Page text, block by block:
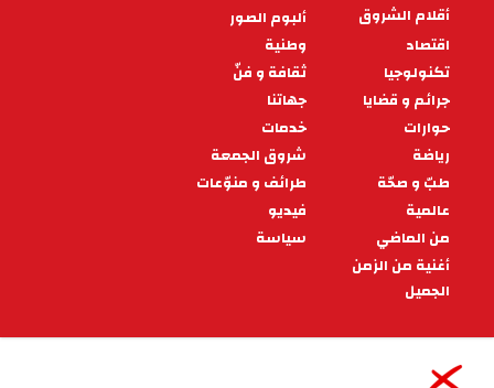
PIED
DE
PAGE
أقلام الشروق
ألبوم الصور
اقتصاد
وطنية
تكنولوجيا
ثقافة و فنّ
جرائم و قضايا
جهاتنا
حوارات
خدمات
رياضة
شروق الجمعة
طبّ و صحّة
طرائف و منوّعات
عالمية
فيديو
من الماضي
سياسة
أغنية من الزمن
الجميل